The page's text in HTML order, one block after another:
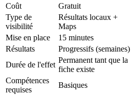
Coût
Gratuit
Type de
visibilité
Résultats locaux +
Maps
Mise en place
15 minutes
Résultats
Progressifs (semaines)
Durée de l'effet
Permanent tant que la
fiche existe
Compétences
requises
Basiques